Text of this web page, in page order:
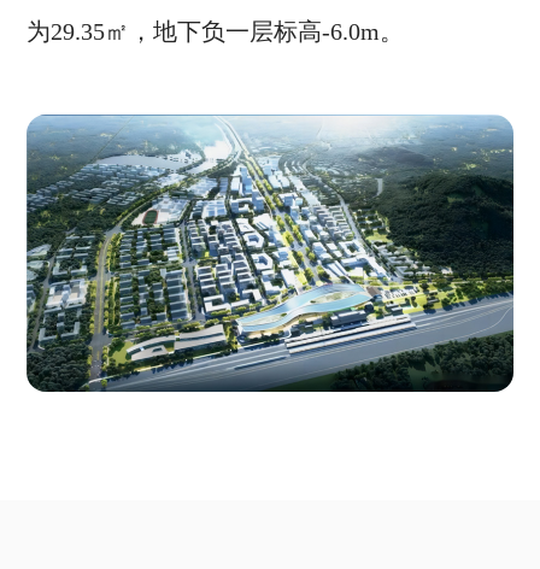
为29.35㎡，地下负一层标高-6.0m。